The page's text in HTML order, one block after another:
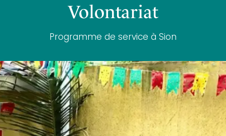
Volontariat
Programme de service à Sion